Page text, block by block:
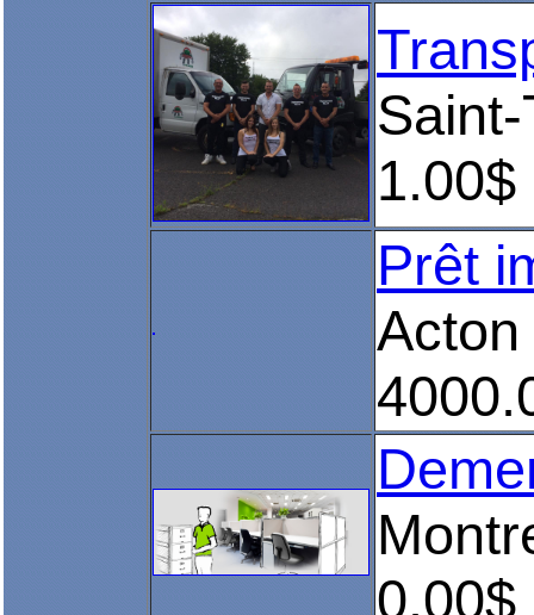
1.00$
Prêt
Acton
0.00$